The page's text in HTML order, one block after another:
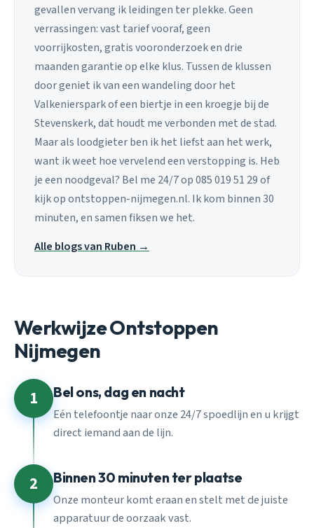
gevallen vervang ik leidingen ter plekke. Geen
verrassingen: vast tarief vooraf, geen
voorrijkosten, gratis vooronderzoek en drie
maanden garantie op elke klus. Tussen de klussen
door geniet ik van een wandeling door het
Valkenierspark of een biertje in een kroegje bij de
Stevenskerk, dat houdt me verbonden met de stad.
Maar als loodgieter ben ik het liefst aan het werk,
want ik weet hoe vervelend een verstopping is. Heb
je een noodgeval? Bel me 24/7 op 085 019 51 29 of
kijk op ontstoppen-nijmegen.nl. Ik kom binnen 30
minuten, en samen fiksen we het.
Alle blogs van Ruben →
Werkwijze Ontstoppen
Nijmegen
1 Bel ons, dag en nacht
Eén telefoontje naar onze 24/7 spoedlijn en u krijgt
direct iemand aan de lijn.
2 Binnen 30 minuten ter plaatse
Onze monteur komt eraan en stelt met de juiste
apparatuur de oorzaak vast.